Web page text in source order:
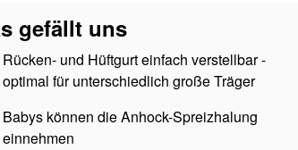
gefällt uns
Rücken- und Hüftgurt einfach verstellbar -
optimal für unterschiedlich große Träger
Babys können die Anhock-Spreizhalung
einnehmen